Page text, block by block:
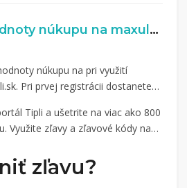
4% naspäť z hodnoty núkupu na maxulen.sk
núkupu na pri využití
Pri prvej registrácii dostanete
Tipli a ušetrite na viac ako 800
Využite zľavy a zľavové kódy na
zľavu?